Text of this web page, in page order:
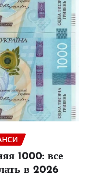
1000: все
в 2026